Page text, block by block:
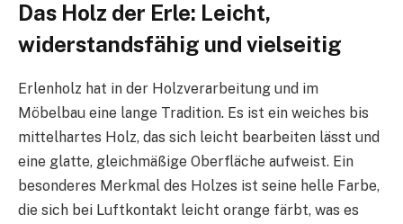
Das Holz der Erle: Leicht,
widerstandsfähig und vielseitig
Erlenholz hat in der Holzverarbeitung und im
Möbelbau eine lange Tradition. Es ist ein weiches bis
mittelhartes Holz, das sich leicht bearbeiten lässt und
eine glatte, gleichmäßige Oberfläche aufweist. Ein
besonderes Merkmal des Holzes ist seine helle Farbe,
die sich bei Luftkontakt leicht orange färbt, was es